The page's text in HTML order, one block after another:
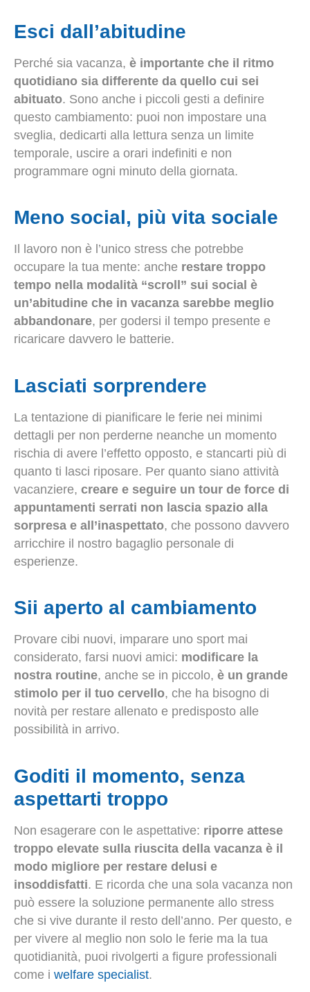
Esci dall’abitudine
Perché sia vacanza, è importante che il ritmo
quotidiano sia differente da quello cui sei
abituato. Sono anche i piccoli gesti a definire
questo cambiamento: puoi non impostare una
sveglia, dedicarti alla lettura senza un limite
temporale, uscire a orari indefiniti e non
programmare ogni minuto della giornata.
Meno social, più vita sociale
Il lavoro non è l’unico stress che potrebbe
occupare la tua mente: anche restare troppo
tempo nella modalità “scroll” sui social è
un’abitudine che in vacanza sarebbe meglio
abbandonare, per godersi il tempo presente e
ricaricare davvero le batterie.
Lasciati sorprendere
La tentazione di pianificare le ferie nei minimi
dettagli per non perderne neanche un momento
rischia di avere l’effetto opposto, e stancarti più di
quanto ti lasci riposare. Per quanto siano attività
vacanziere, creare e seguire un tour de force di
appuntamenti serrati non lascia spazio alla
sorpresa e all’inaspettato, che possono davvero
arricchire il nostro bagaglio personale di
esperienze.
Sii aperto al cambiamento
Provare cibi nuovi, imparare uno sport mai
considerato, farsi nuovi amici: modificare la
nostra routine, anche se in piccolo, è un grande
stimolo per il tuo cervello, che ha bisogno di
novità per restare allenato e predisposto alle
possibilità in arrivo.
Goditi il momento, senza
aspettarti troppo
Non esagerare con le aspettative: riporre attese
troppo elevate sulla riuscita della vacanza è il
modo migliore per restare delusi e
insoddisfatti. E ricorda che una sola vacanza non
può essere la soluzione permanente allo stress
che si vive durante il resto dell’anno. Per questo, e
per vivere al meglio non solo le ferie ma la tua
quotidianità, puoi rivolgerti a figure professionali
come i welfare specialist.